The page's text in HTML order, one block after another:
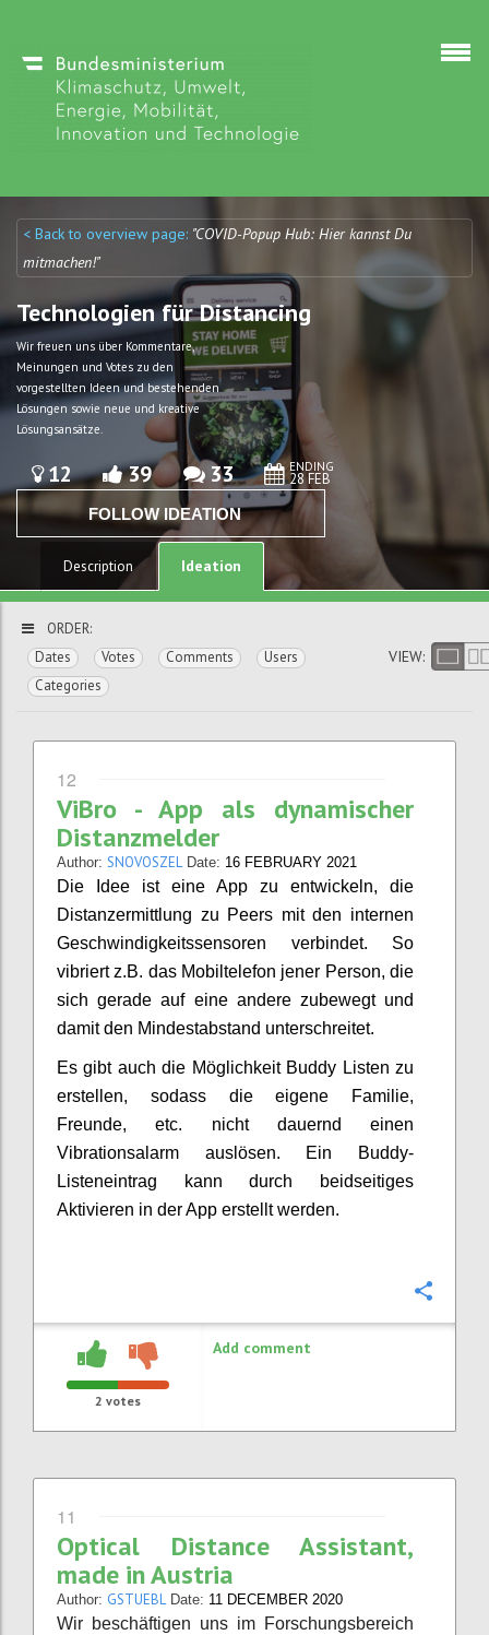
Discuto
Discuto
< Back to overview page: "COVID-Popup Hub: Hier kannst Du
mitmachen!"
Technologien für Distancing
Wir freuen uns über Kommentare,
Meinungen und Votes zu den
vorgestellten Ideen und bestehenden
Lösungen sowie neue und kreative
Lösungsansätze.
12 39 33 ENDING
28 FEB
FOLLOW IDEATION
Description Ideation
ORDER:
Dates
Votes Comments
Users
Categories
VIEW:
12
ViBro - App als dynamischer
Distanzmelder
Author: SNOVOSZEL Date: 16 FEBRUARY 2021
Die Idee ist eine App zu entwickeln, die
Distanzermittlung zu Peers mit den internen
Geschwindigkeitssensoren verbindet. So
vibriert z.B. das Mobiltelefon jener Person, die
sich gerade auf eine andere zubewegt und
damit den Mindestabstand unterschreitet.
Es gibt auch die Möglichkeit Buddy Listen zu
erstellen, sodass die eigene Familie,
Freunde, etc. nicht dauernd einen
Vibrationsalarm auslösen. Ein Buddy-
Listeneintrag kann durch beidseitiges
Aktivieren in der App erstellt werden.
2 votes
Add comment
11
Optical Distance Assistant,
made in Austria
Author: GSTUEBL Date: 11 DECEMBER 2020
Wir beschäftigen uns im Forschungsbereich